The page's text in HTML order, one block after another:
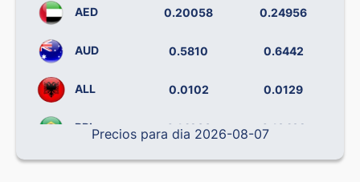
AED 0.20058 0.24956
AUD 0.5810 0.6442
ALL 0.0102 0.0129
BRL 0.14238 0.19492
CLP 0.000796 0.001138
Precios para dia 2026-08-07